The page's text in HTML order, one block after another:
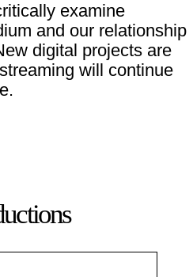
examine
and our relationship
digital projects are
will continue